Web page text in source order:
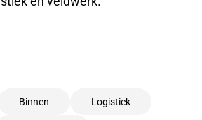
Binnen Logistiek